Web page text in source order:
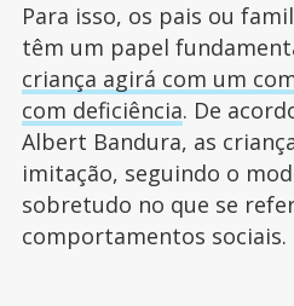
Para isso, os pais ou
têm um papel
criança agirá com um
com deficiência. De
Albert Bandura, as
imitação, seguindo o
sobretudo no que se
comportamentos sociais.